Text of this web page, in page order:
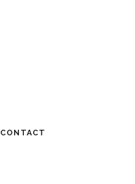
CONTACT